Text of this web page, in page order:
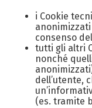
i Cookie
consenso
tutti gli altri
nonché
dell’utente,
(es. tramite